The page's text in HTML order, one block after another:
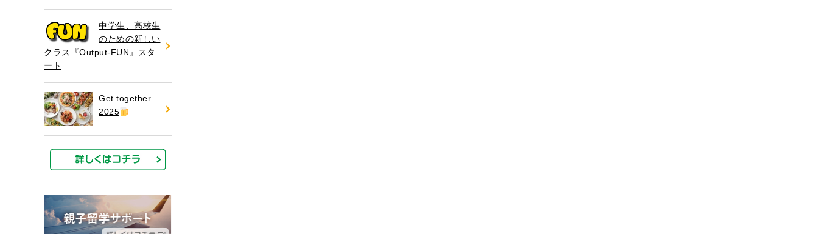
中学生、高校生
のための新しい
クラス『Output-FUN』スタ
ート
Get together
2025